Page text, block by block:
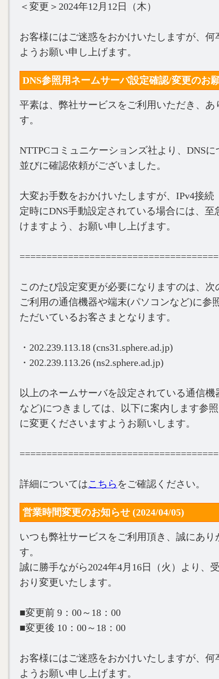
＜変更＞2024年12月12日（木）
お客様にはご迷惑をおかけいたしますが、何
ようお願い申し上げます。
DNS参照用ネームサーバ設定確認/変更のお
平素は、弊社サービスをご利用いただき、あ
す。
NTTPCコミュニケーションズ社より、DNS
並びに確認依頼がございました。
大変お手数をおかけいたしますが、IPv4接続
定時にDNS手動設定されている場合には、至
けますよう、お願い申し上げます。
このたび設定変更が必要になりますのは、次
ご利用の通信機器や端末(パソコンなど)に参
ただいているお客さまとなります。
・202.239.113.18 (cns31.sphere.ad.jp)
・202.239.113.26 (ns2.sphere.ad.jp)
以上のネームサーバを設定されている通信
など)につきましては、以下に案内します参
に変更くださいますようお願いします。
詳細についてはこちら をご確認ください。
営業時間変更のお知らせ (2024/04/05)
いつも弊社サービスをご利用頂き、誠にあり
す。
誠に勝手ながら2024年4月16日（火）より、
おり変更いたします。
■変更前 9：00～18：00
■変更後 10：00～18：00
お客様にはご迷惑をおかけいたしますが、何
ようお願い申し上げます。